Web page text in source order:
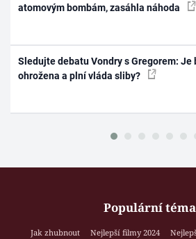
atomovým bombám, zasáhla náhoda
Sledujte debatu Vondry s Gregorem: Je
ohrožena a plní vláda sliby?
Populární
Jak zhubnout Nejlepší filmy 2024